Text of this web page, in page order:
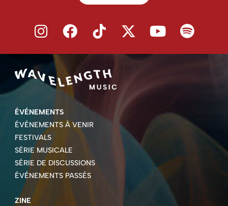
ÉVÉNEMENTS
ÉVÉNEMENTS À VENIR
FESTIVALS
SÉRIE MUSICALE
SÉRIE DE DISCUSSIONS
ÉVÉNEMENTS PASSÉS
ZINE